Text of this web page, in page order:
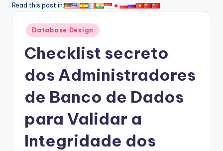
e
Read this post in:
Posted
in
Database Design
Checklist secreto
dos Administradores
de Banco de Dados
para Validar a
Integridade dos